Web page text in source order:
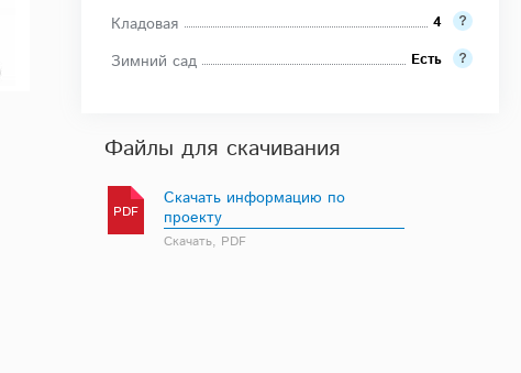
Кладовая 4
Зимний сад Есть
Файлы для скачивания
PDF
Скачать информацию по
проекту
Скачать, PDF